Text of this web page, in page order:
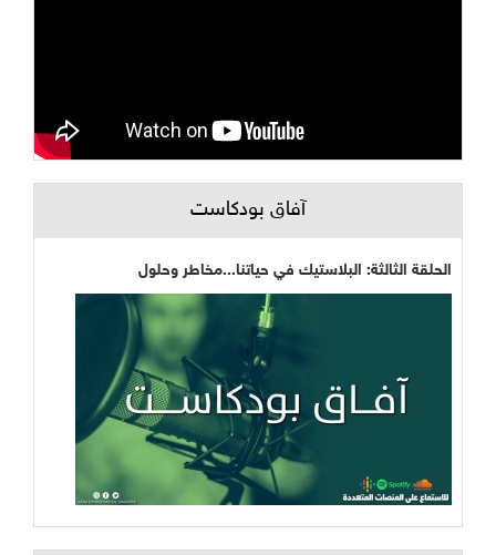
آفاق بودكاست
الحلقة الثالثة: البلاستيك في حياتنا...مخاطر وحلول